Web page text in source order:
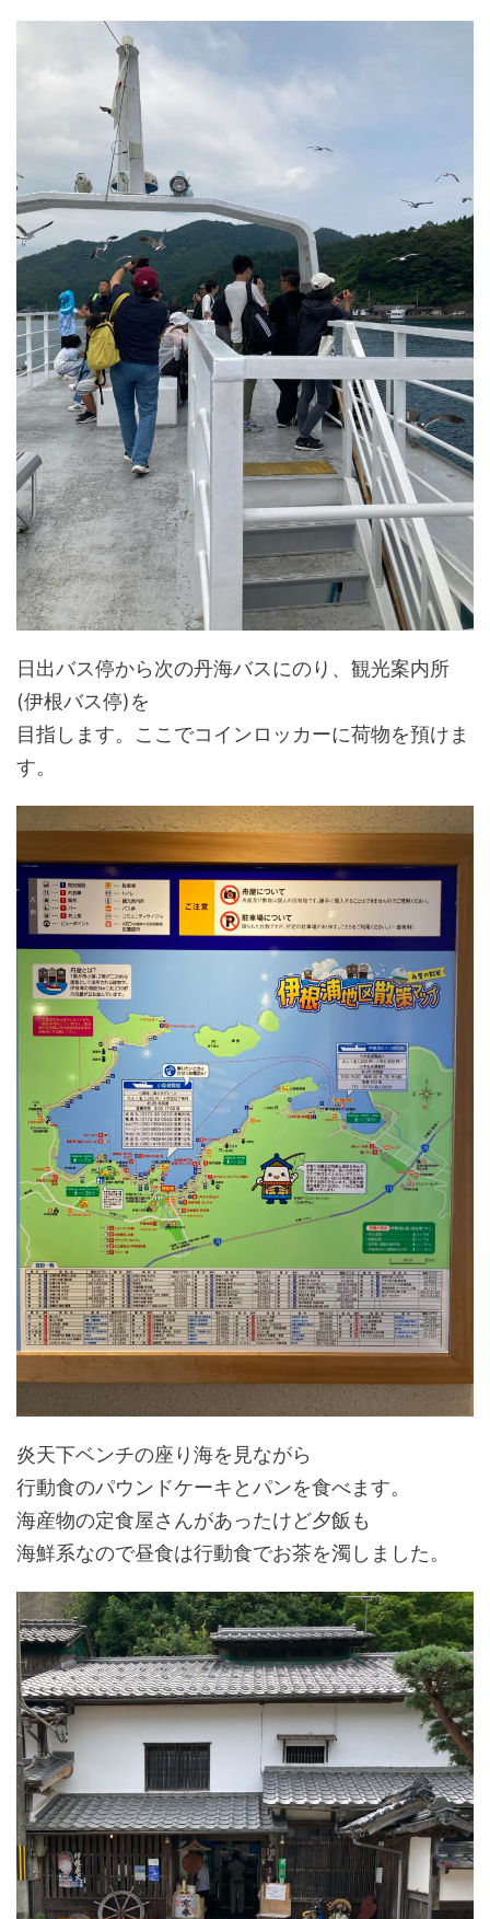
日出バス停から次の丹海バスにのり、観光案内所
(伊根バス停)を
目指します。ここでコインロッカーに荷物を預けま
す。
炎天下ベンチの座り海を見ながら
行動食のパウンドケーキとパンを食べます。
海産物の定食屋さんがあったけど夕飯も
海鮮系なので昼食は行動食でお茶を濁しました。